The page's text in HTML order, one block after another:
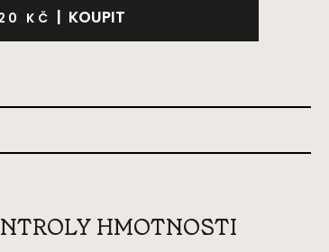
KČ | KOUPIT
HMOTNOSTI